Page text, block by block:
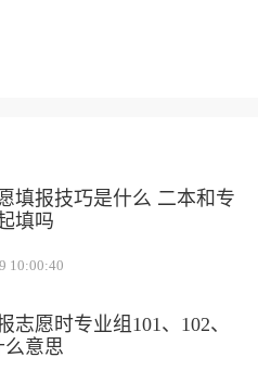
填报技巧是什么 二本和专
填吗
10:00:40
志愿时专业组101、102、
么意思